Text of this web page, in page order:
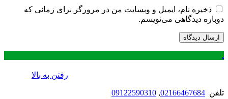
ذخیره نام، ایمیل و وبسایت من در مرورگر برای زمانی که
دوباره دیدگاهی می‌نویسم.
.
رفتن به بالا
تلفن 02166467684
,
09122590310